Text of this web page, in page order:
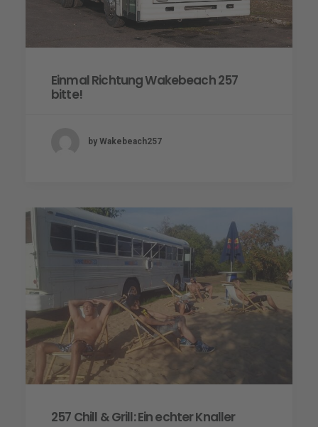
Einmal Richtung Wakebeach 257
bitte!
by Wakebeach257
257 Chill & Grill: Ein echter Knaller